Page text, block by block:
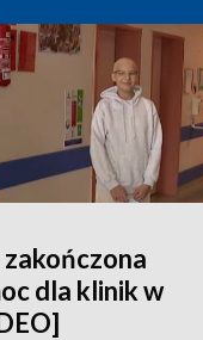
dla klinik w